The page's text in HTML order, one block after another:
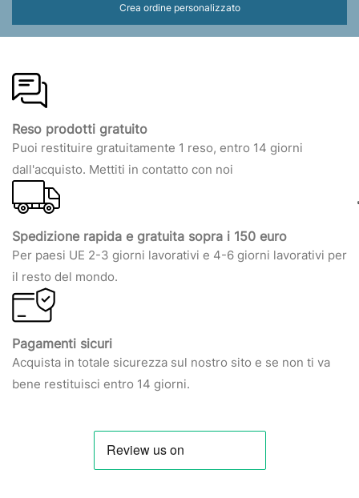
Crea ordine personalizzato
Reso prodotti gratuito
Puoi restituire gratuitamente 1 reso, entro 14 giorni
dall'acquisto. Mettiti in contatto con noi
Spedizione rapida e gratuita sopra i 150 euro
Per paesi UE 2-3 giorni lavorativi e 4-6 giorni lavorativi per
il resto del mondo.
Pagamenti sicuri
Acquista in totale sicurezza sul nostro sito e se non ti va
bene restituisci entro 14 giorni.